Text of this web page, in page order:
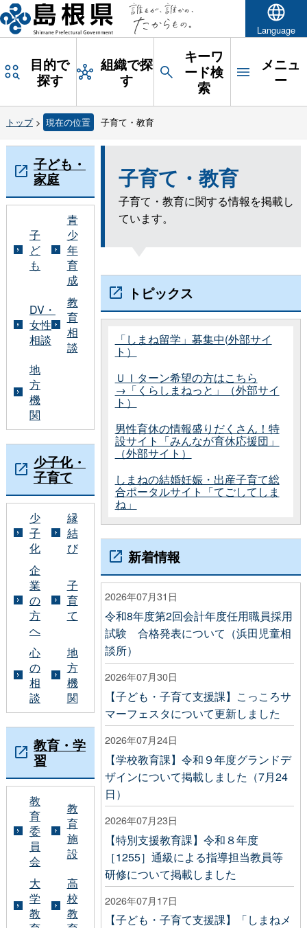
Language
目的で
探す
組織で探
す
キーワ
ード検
索
メニュ
ー
トップ> 現在の位置 子育て・教育
子育て・教育
子育て・教育に関する情報を掲載し
ています。
トピックス
「しまね留学」募集中(外部サイ
ト）
ＵＩターン希望の方はこちら
→「くらしまねっと」（外部サイ
ト）
男性育休の情報盛りだくさん！特
設サイト「みんなが育休応援団」
（外部サイト）
しまねの結婚妊娠・出産子育て総
合ポータルサイト「てごしてしま
ね」
新着情報
2026年07月31日
令和8年度第2回会計年度任用職員採用
試験 合格発表について（浜田児童相
談所）
2026年07月30日
【子ども・子育て支援課】こっころサ
マーフェスタについて更新しました
2026年07月24日
【学校教育課】令和９年度グランドデ
ザインについて掲載しました（7月24
日）
2026年07月23日
【特別支援教育課】令和８年度
［1255］通級による指導担当教員等
研修について掲載しました
2026年07月17日
【子ども・子育て支援課】「しまねメ
子ども・
家庭
子
ど
も
青
少
年
育
成
DV・
女性
相談
教
育
相
談
地
方
機
関
少子化・
子育て
少
子
化
縁
結
び
企
業
の
方
へ
子
育
て
心
の
相
談
地
方
機
関
教育・学
習
教
育
委
員
会
教
育
施
設
大
学
教
高
校
教